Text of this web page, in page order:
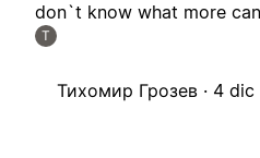
don`t know what more
Т
Тихомир Грозев · 4 dic